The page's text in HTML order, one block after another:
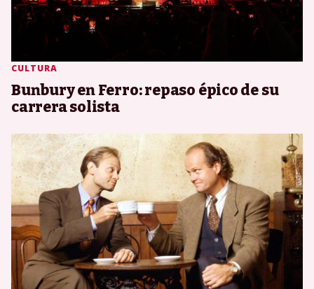
CULTURA
Bunbury en Ferro: repaso épico de su
carrera solista